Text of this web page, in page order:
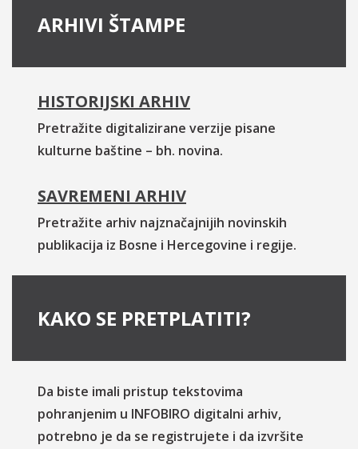
ARHIVI ŠTAMPE
HISTORIJSKI ARHIV
Pretražite digitalizirane verzije pisane
kulturne baštine – bh. novina.
SAVREMENI ARHIV
Pretražite arhiv najznačajnijih novinskih
publikacija iz Bosne i Hercegovine i regije.
KAKO SE PRETPLATITI?
Da biste imali pristup tekstovima
pohranjenim u INFOBIRO digitalni arhiv,
potrebno je da se registrujete i da izvršite